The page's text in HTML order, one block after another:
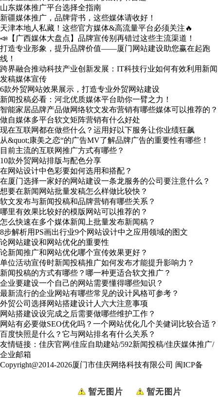
山东媒体推广平台选择全指南
新疆媒体推广，品牌背书，这些媒体请收好！
天津本地人私藏！这些官方媒体&高流量平台必须关注🔥
📣【广西媒体大盘点】品牌宣传别再错过这些主流渠道！
打造专业形象，提升品牌价值——厦门网站建设助您赢在起跑
线！
跨界融合推动科技产业创新发展：IT科技行业如何有效利用新闻
发稿媒体宣传
6款外贸网站效果展示，打造专业外贸网站建设
新闻投稿必看：河北优质媒体平台助你一臂之力！
智能家居品牌产品做网络软文发布营销有哪些媒体可以推荐的？
做自媒体多平台软文矩阵营销有什么好处
现在互联网都在做些什么？运用好以下服务让你业绩狂飙
从&quot;康美之恋“的广告MV了解品牌广告的重要性有哪些！
目前主流的互联网推广方式有哪些？
10款外贸网站排版与配色分享
在网站设计中色彩要如何选用和搭配？
在厦门选择一家好的网站建设一条龙服务的公司要注意什么？
想要在新闻网站批量发稿怎么样做比较快？
软文发布与新闻投稿和品牌营销有哪些关系？
哪里有效果比较好的模版网站可以推荐的？
怎么快速在多个媒体新闻上批量发布新闻稿？
8步解析用PS画出行业9个网站设计中之应用领域的图文
论网站建设和网站优化的重要性
论新闻推广和网站优化哪个宣传效果更好？
单位活动宣传时新闻投稿推广如何发布才能提升影响力？
新闻投稿的方式有哪些？哪一种更适合软文推广？
企业要建设一个自己的网站需要懂得哪些知识？
最新流行的企业网站有哪些常见的设计风格可参考？
外贸公司选择网站搭建设计人六大注意事项
网站搭建设设完成之后需要做哪些维护工作？
网站有必要做SEO优化吗？一个网站优化几个关健词比较合适？
百度快照是什么？它与网站排名有什么关系？
友情链接： 佳庆官网/佳应自助建站/592新闻投稿/佳庆媒体推广/
企业邮箱
Copyright@2014-2026厦门市佳庆网络科技有限公司 闽ICP备